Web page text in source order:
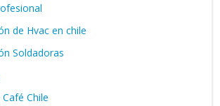
de Hvac en chile
Soldadoras
Chile